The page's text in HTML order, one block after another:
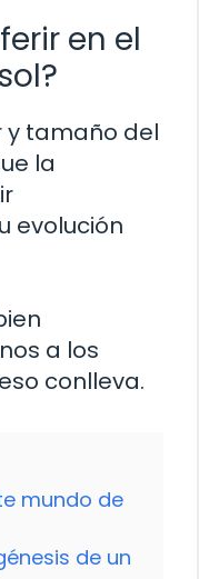
en el
y tamaño del
la
evolución
a los
conlleva.
mundo de
de un